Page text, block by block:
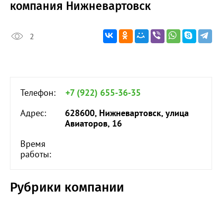
компания Нижневартовск
2
Телефон:
+7 (922) 655-36-35
Адрес:
628600, Нижневартовск, улица
Авиаторов, 16
Время
работы:
Рубрики компании